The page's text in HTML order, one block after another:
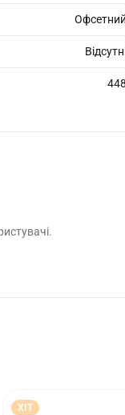
Офсетний
448
ХІТ